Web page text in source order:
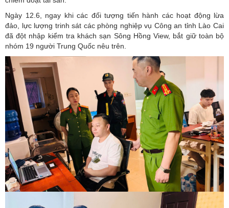
Ngày 12.6, ngay khi các đối tượng tiến hành các hoạt động lừa
đảo, lực lượng trinh sát các phòng nghiệp vụ Công an tỉnh Lào Cai
đã đột nhập kiểm tra khách sạn Sông Hồng View, bắt giữ toàn bộ
nhóm 19 người Trung Quốc nêu trên.